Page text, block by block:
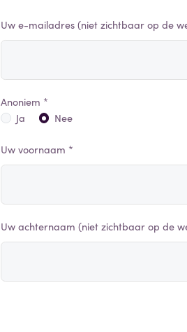
Uw e-mailadres (niet zichtbaar op de
Anoniem *
Ja
Nee
Uw voornaam *
Uw achternaam (niet zichtbaar op de